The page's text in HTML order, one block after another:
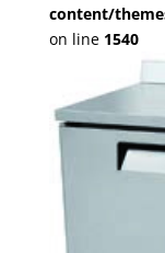
content/
on line 1540